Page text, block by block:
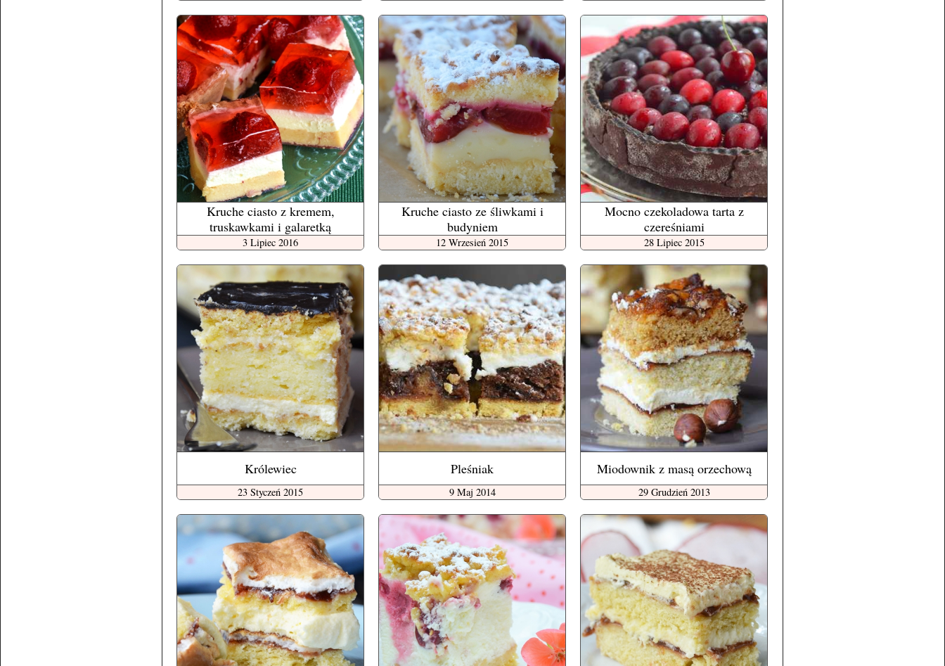
Kruche ciasto z kremem,
truskawkami i galaretką
3 Lipiec 2016
Kruche ciasto ze śliwkami i
budyniem
12 Wrzesień 2015
Mocno czekoladowa tarta z
czereśniami
28 Lipiec 2015
Królewiec
23 Styczeń 2015
Pleśniak
9 Maj 2014
Miodownik z masą orzechową
29 Grudzień 2013